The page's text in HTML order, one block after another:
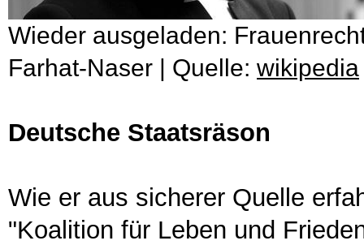
Wieder ausgeladen:
Farhat-Naser | Quelle: wikipedia
Deutsche Staatsräson
Wie er aus sicherer Quelle
"Koalition für Leben und